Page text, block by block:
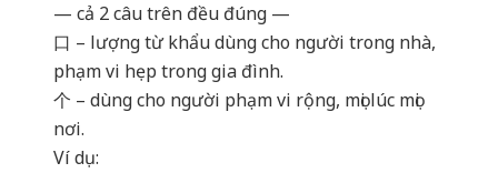
— cả 2 câu trên đều đúng —
口 – lượng từ khẩu dùng cho người trong nhà,
phạm vi hẹp trong gia đình.
个 – dùng cho người phạm vi rộng, mọi lúc mọi
nơi.
Ví dụ: